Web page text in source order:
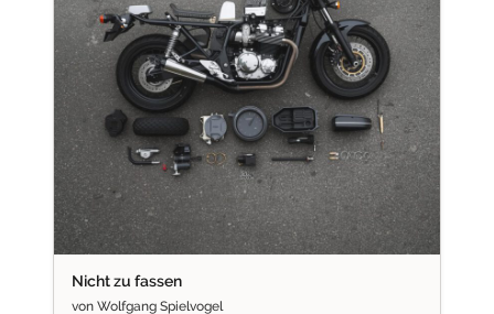
Nicht zu fassen
von Wolfgang Spielvogel